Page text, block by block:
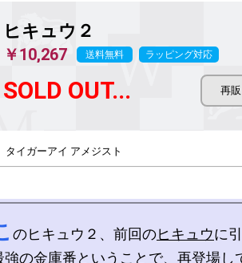
ヒキュウ２
￥10,267 送料無料 ラッピング対応
SOLD OUT...
タイガーアイ アメジスト
のヒキュウ２、前回のヒキュウに
強の金庫番ということで、再登場し